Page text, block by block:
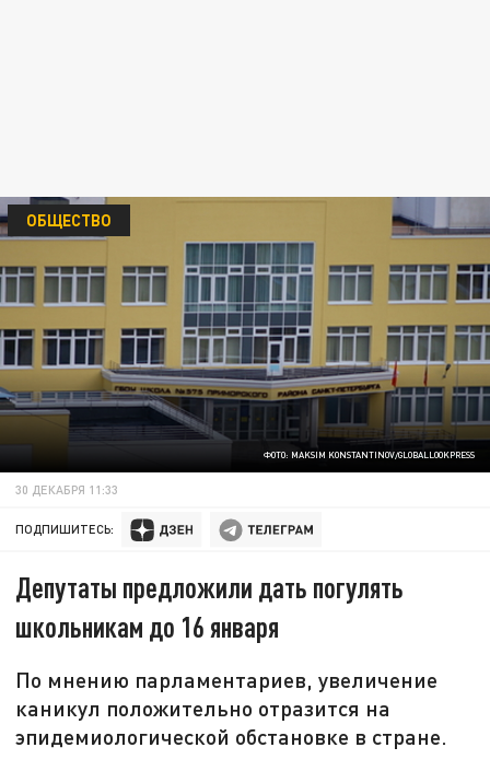
ФОТО: MAKSIM KONSTANTINOV/GLOBALLOOKPRESS
ОБЩЕСТВО
30 ДЕКАБРЯ 11:33
ПОДПИШИТЕСЬ:
Депутаты предложили дать погулять
школьникам до 16 января
По мнению парламентариев, увеличение
каникул положительно отразится на
эпидемиологической обстановке в стране.